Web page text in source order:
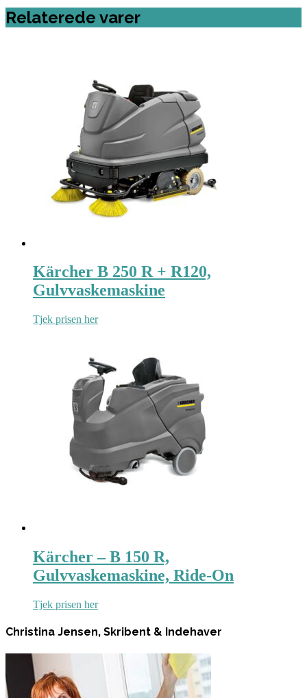
Relaterede varer
Kärcher B 250 R + R120,
Gulvvaskemaskine
Tjek prisen her
Kärcher – B 150 R,
Gulvvaskemaskine, Ride-On
Tjek prisen her
Christina Jensen, Skribent & Indehaver